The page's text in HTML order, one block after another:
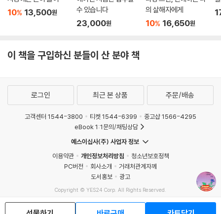
10% 13,500원
수 있습니다
23,000원
의 살해자에게
10% 16,650원
이 책을 구입하신 분들이 산 분야 책
로그인 최근 본 상품 주문/배송
고객센터 1544-3800 티켓 1544-6399
중고샵 1566-4295
eBook 1:1문의/채팅상담
예스이십사(주) 사업자 정보
이용약관
개인정보처리방침
청소년보호정책
PC버전
회사소개
거래처관계자께
도서홍보
광고
Copyright © YES24 Corp. All Rights Reserved.